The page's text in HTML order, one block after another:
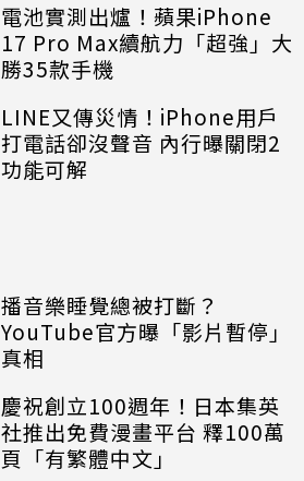
電池實測出爐！蘋果iPhone
17 Pro Max續航力「超強」大
勝35款手機
LINE又傳災情！iPhone用戶
打電話卻沒聲音 內行曝關閉2
功能可解
播音樂睡覺總被打斷？
YouTube官方曝「影片暫停」
真相
慶祝創立100週年！日本集英
社推出免費漫畫平台 釋100萬
頁「有繁體中文」